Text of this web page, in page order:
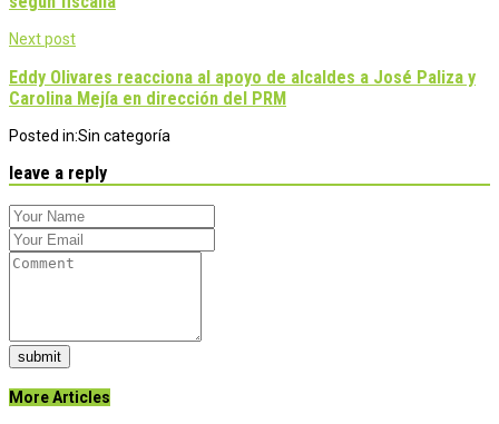
Next post
Eddy Olivares reacciona al apoyo de alcaldes a José Paliza y
Carolina Mejía en dirección del PRM
Posted in:Sin categoría
leave a reply
submit
More Articles